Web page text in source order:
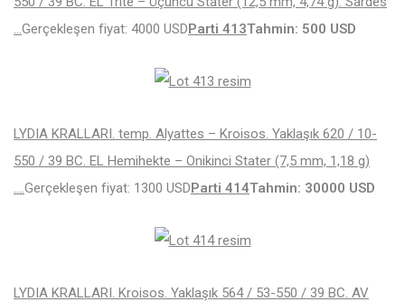
Gerçekleşen fiyat: 4000 USDParti 413Tahmin: 500 USD
LYDIA KRALLARI. temp. Alyattes – Kroisos. Yaklaşık 620 / 10-
550 / 39 BC. EL Hemihekte – Onikinci Stater (7,5 mm, 1,18 g)
Gerçekleşen fiyat: 1300 USDParti 414Tahmin: 30000 USD
LYDIA KRALLARI. Kroisos. Yaklaşık 564 / 53-550 / 39 BC. AV